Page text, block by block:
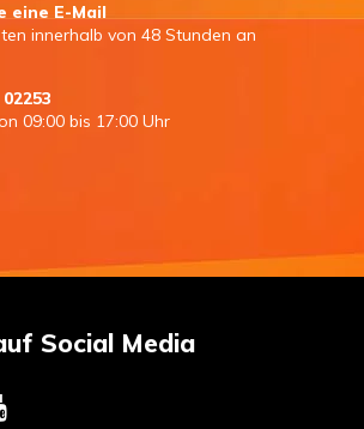
eine E-Mail
innerhalb von 48 Stunden an
09:00 bis 17:00 Uhr
Social Media